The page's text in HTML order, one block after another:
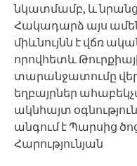
նկատմամբ, և
Հակադարձ այս
միևնույնն է վճռ
որովհետև
տարանջատումը
եղբայրներ
ակնհայտ
անգում է Պարսից
Հարությունյան